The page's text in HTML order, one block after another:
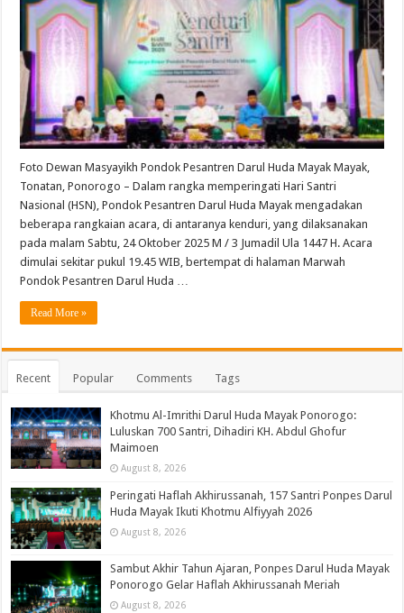
Foto Dewan Masyayikh Pondok Pesantren Darul Huda Mayak Mayak,
Tonatan, Ponorogo – Dalam rangka memperingati Hari Santri
Nasional (HSN), Pondok Pesantren Darul Huda Mayak mengadakan
beberapa rangkaian acara, di antaranya kenduri, yang dilaksanakan
pada malam Sabtu, 24 Oktober 2025 M / 3 Jumadil Ula 1447 H. Acara
dimulai sekitar pukul 19.45 WIB, bertempat di halaman Marwah
Pondok Pesantren Darul Huda …
Read More »
Recent Popular Comments Tags
Khotmu Al-Imrithi Darul Huda Mayak Ponorogo:
Luluskan 700 Santri, Dihadiri KH. Abdul Ghofur
Maimoen
August 8, 2026
Peringati Haflah Akhirussanah, 157 Santri Ponpes Darul
Huda Mayak Ikuti Khotmu Alfiyyah 2026
August 8, 2026
Sambut Akhir Tahun Ajaran, Ponpes Darul Huda Mayak
Ponorogo Gelar Haflah Akhirussanah Meriah
August 8, 2026